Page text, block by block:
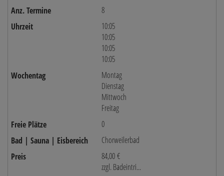
8
10:05
10:05
10:05
10:05
Montag
Dienstag
Mittwoch
Freitag
0
Chorweilerbad
84,00 €
zzgl. Badeintri...